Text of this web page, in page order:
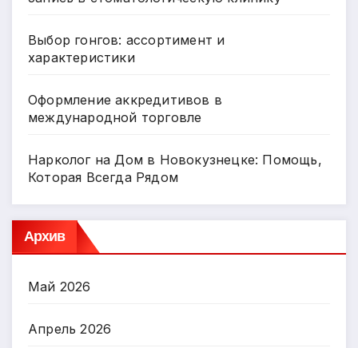
Выбор гонгов: ассортимент и
характеристики
Оформление аккредитивов в
международной торговле
Нарколог на Дом в Новокузнецке: Помощь,
Которая Всегда Рядом
Архив
Май 2026
Апрель 2026